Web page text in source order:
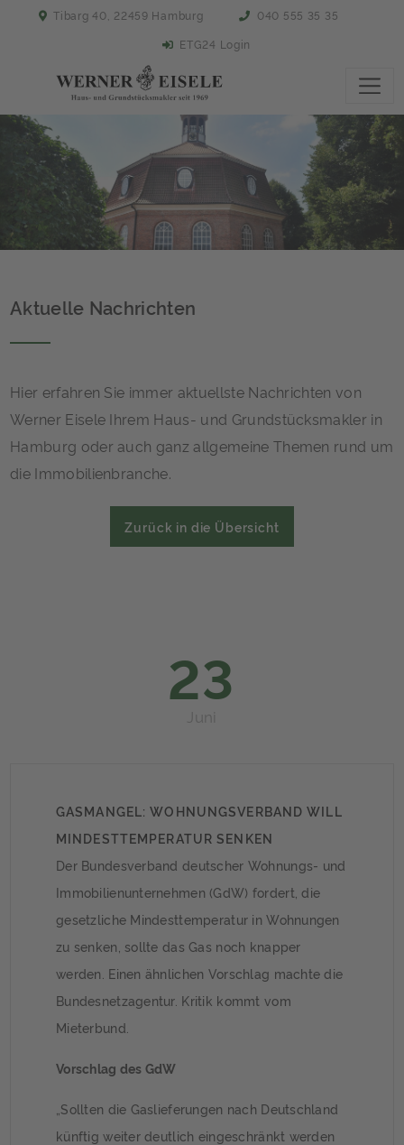
Tibarg 40, 22459 Hamburg
040 555 35 35
ETG24 Login
Aktuelle Nachrichten
Hier erfahren Sie immer aktuellste Nachrichten von
Werner Eisele Ihrem Haus- und Grundstücksmakler in
Hamburg oder auch ganz allgemeine Themen rund um
die Immobilienbranche.
Zurück in die Übersicht
23
Juni
GASMANGEL: WOHNUNGSVERBAND WILL
MINDESTTEMPERATUR SENKEN
Der Bundesverband deutscher Wohnungs- und
Immobilienunternehmen (GdW) fordert, die
gesetzliche Mindesttemperatur in Wohnungen
zu senken, sollte das Gas noch knapper
werden. Einen ähnlichen Vorschlag machte die
Bundesnetzagentur. Kritik kommt vom
Mieterbund.
Vorschlag des GdW
„Sollten die Gaslieferungen nach Deutschland
künftig weiter deutlich eingeschränkt werden